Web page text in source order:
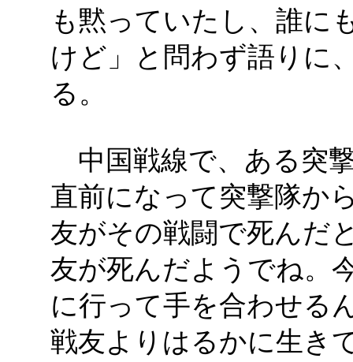
も黙っていたし、誰に
けど」と問わず語りに
る。
中国戦線で、ある突
直前になって突撃隊か
友がその戦闘で死んだ
友が死んだようでね。
に行って手を合わせる
戦友よりはるかに生き